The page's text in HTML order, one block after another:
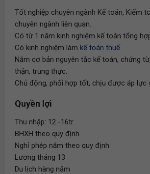
Tốt nghiệp chuyên ngành Kế toán, Kiểm
chuyên ngành liên quan.
Có từ 1 năm kinh nghiệm kế toán tổng
Có kinh nghiệm làm kế toán thuế.
Nắm cơ bản nguyên tắc kế toán, chứng
thận, trung thực.
Chủ động, phối hợp tốt, chịu được áp lực
Quyền lợi
Thu nhập: 12 -16tr
BHXH theo quy định
Nghỉ phép năm theo quy định
Lương tháng 13
Du lịch hàng năm